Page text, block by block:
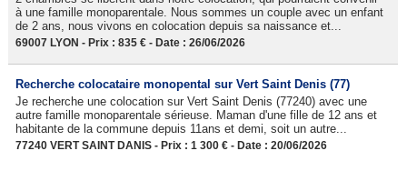
à une famille monoparentale. Nous sommes un couple avec un enfant
de 2 ans, nous vivons en colocation depuis sa naissance et...
69007 LYON - Prix : 835 € - Date : 26/06/2026
Recherche colocataire monopental sur Vert Saint Denis (77)
Je recherche une colocation sur Vert Saint Denis (77240) avec une
autre famille monoparentale sérieuse. Maman d'une fille de 12 ans et
habitante de la commune depuis 11ans et demi, soit un autre...
77240 VERT SAINT DANIS - Prix : 1 300 € - Date : 20/06/2026